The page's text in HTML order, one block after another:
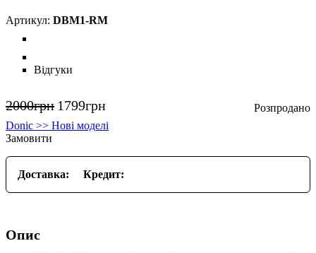
DBM1-RM
Відгуки
2000грн 1799грн
Donic >> Нові моделі
Замовити
Доставка: Кредит:
Опис